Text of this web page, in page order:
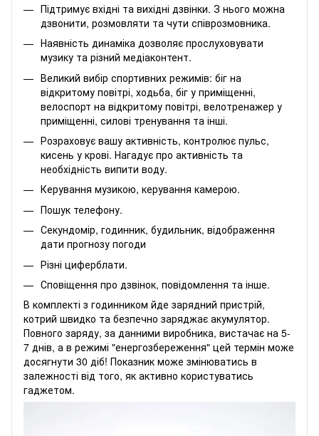
Підтримує вхідні та вихідні дзвінки. З нього можна
дзвонити, розмовляти та чути співрозмовника.
Наявність динаміка дозволяє прослуховувати
музику та різний медіаконтент.
Великий вибір спортивних режимів: біг на
відкритому повітрі, ходьба, біг у приміщенні,
велоспорт на відкритому повітрі, велотренажер у
приміщенні, силові тренування та інші.
Розраховує вашу активність, контролює пульс,
кисень у крові. Нагадує про активність та
необхідність випити воду.
Керування музикою, керування камерою.
Пошук телефону.
Секундомір, годинник, будильник, відображення
дати прогнозу погоди
Різні циферблати.
Сповіщення про дзвінок, повідомлення та інше.
В комплекті з годинником йде зарядний пристрій,
котрий швидко та безпечно заряджає акумулятор.
Повного заряду, за данними виробника, вистачає на 5-
7 днів, а в режимі "енергозбереження" цей термін може
досягнути 30 діб! Показник може змінюватись в
залежності від того, як активно користуватись
гаджетом.